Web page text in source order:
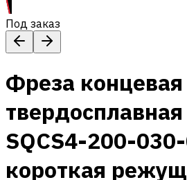
Под заказ
Фреза концевая
SQCS4-200-
короткая